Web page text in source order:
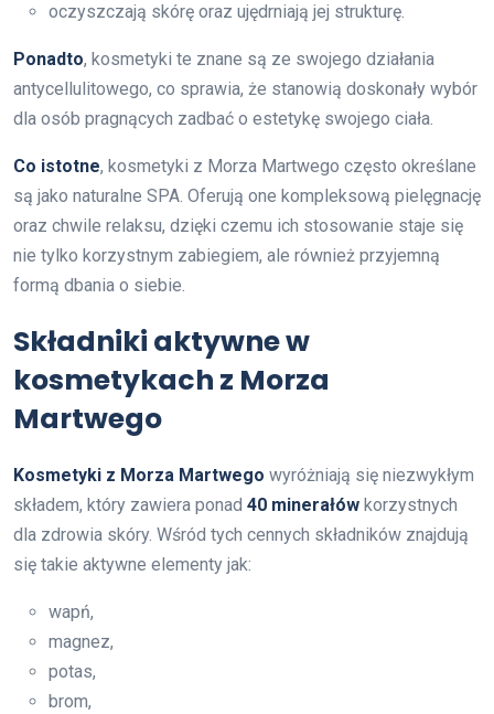
oczyszczają skórę oraz ujędrniają jej strukturę.
Ponadto, kosmetyki te znane są ze swojego działania
antycellulitowego, co sprawia, że stanowią doskonały wybór
dla osób pragnących zadbać o estetykę swojego ciała.
Co istotne, kosmetyki z Morza Martwego często określane
są jako naturalne SPA. Oferują one kompleksową pielęgnację
oraz chwile relaksu, dzięki czemu ich stosowanie staje się
nie tylko korzystnym zabiegiem, ale również przyjemną
formą dbania o siebie.
Składniki aktywne w
kosmetykach z Morza
Martwego
Kosmetyki z Morza Martwego wyróżniają się niezwykłym
składem, który zawiera ponad 40 minerałów korzystnych
dla zdrowia skóry. Wśród tych cennych składników znajdują
się takie aktywne elementy jak:
wapń,
magnez,
potas,
brom,